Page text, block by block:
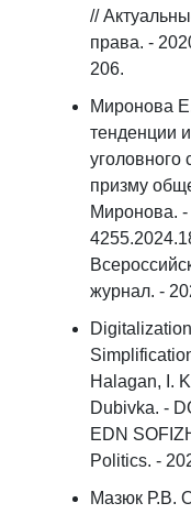
//
права. -
206.
Миронова
тенденции
уголовного
призму
Миронова. -
журнал. -
Halagan, I.
Dubivka. -
EDN
Politics. -
Мазюк Р.В.